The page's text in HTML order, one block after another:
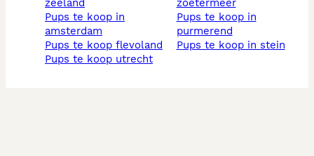
zeeland
pups te koop in
amsterdam
pups te koop flevoland
pups te koop utrecht
zoetermeer
pups te koop in
purmerend
pups te koop in stein